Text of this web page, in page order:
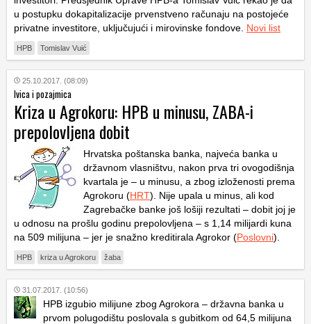
u postupku dokapitalizacije prvenstveno računaju na postojeće
privatne investitore, uključujući i mirovinske fondove. Novi list
HPB Tomislav Vuić
25.10.2017. (08:09)
Ivica i pozajmica
Kriza u Agrokoru: HPB u minusu, ZABA-i
prepolovljena dobit
Hrvatska poštanska banka, najveća banka u
državnom vlasništvu, nakon prva tri ovogodišnja
kvartala je – u minusu, a zbog izloženosti prema
Agrokoru (HRT). Nije upala u minus, ali kod
Zagrebačke banke još lošiji rezultati – dobit joj je
u odnosu na prošlu godinu prepolovljena – s 1,14 milijardi kuna
na 509 milijuna – jer je snažno kreditirala Agrokor (Poslovni).
HPB kriza u Agrokoru žaba
31.07.2017. (10:56)
HPB izgubio milijune zbog Agrokora – državna banka u
prvom polugodištu poslovala s gubitkom od 64,5 milijuna